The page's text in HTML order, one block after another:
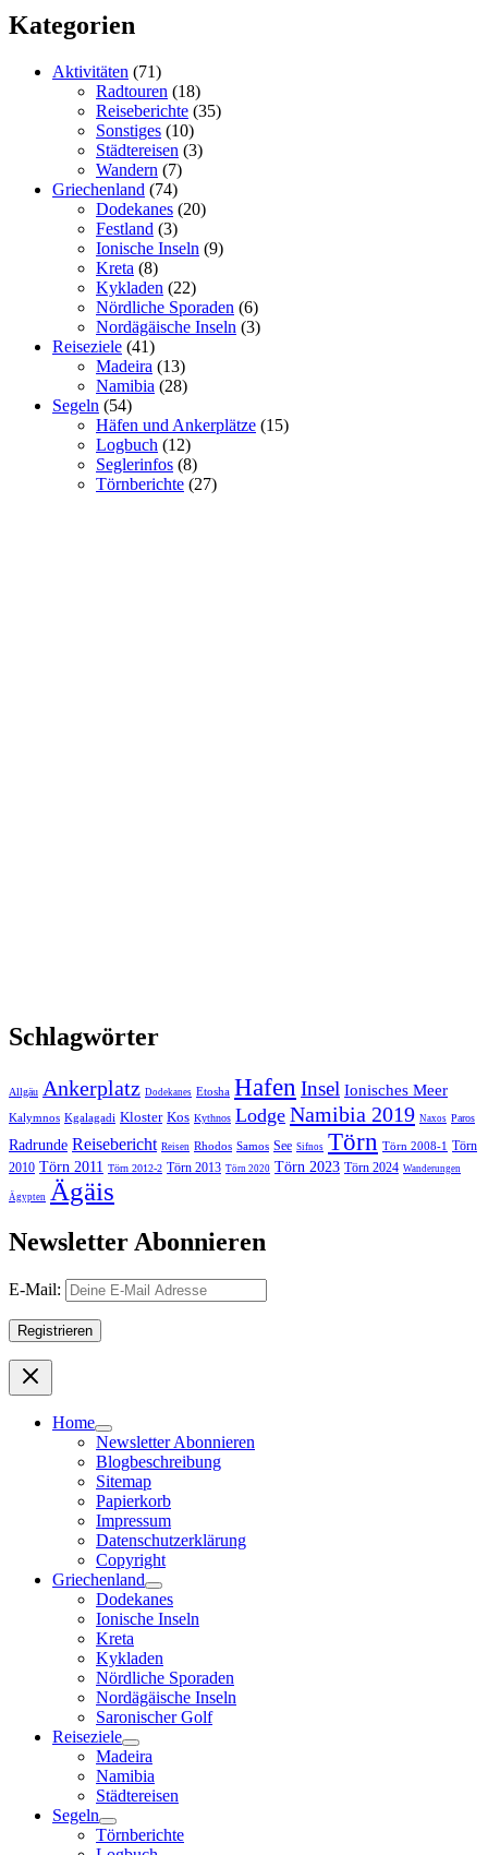
Kategorien
Aktivitäten (71)
Radtouren (18)
Reiseberichte (35)
Sonstiges (10)
Städtereisen (3)
Wandern (7)
Griechenland (74)
Dodekanes (20)
Festland (3)
Ionische Inseln (9)
Kreta (8)
Kykladen (22)
Nördliche Sporaden (6)
Nordägäische Inseln (3)
Reiseziele (41)
Madeira (13)
Namibia (28)
Segeln (54)
Häfen und Ankerplätze (15)
Logbuch (12)
Seglerinfos (8)
Törnberichte (27)
Schlagwörter
Allgäu Ankerplatz Dodekanes Etosha Hafen Insel Ionisches Meer
Kalymnos Kgalagadi Kloster Kos Kythnos Lodge Namibia 2019 Naxos Paros
Radrunde Reisebericht Reisen Rhodos Samos See Sifnos Törn Törn 2008-1 Törn
2010 Törn 2011 Törn 2012-2 Törn 2013 Törn 2020 Törn 2023 Törn 2024 Wanderungen
Ägypten Ägäis
Newsletter Abonnieren
E-Mail:
Home
Newsletter Abonnieren
Blogbeschreibung
Sitemap
Papierkorb
Impressum
Datenschutzerklärung
Copyright
Griechenland
Dodekanes
Ionische Inseln
Kreta
Kykladen
Nördliche Sporaden
Nordägäische Inseln
Saronischer Golf
Reiseziele
Madeira
Namibia
Städtereisen
Segeln
Törnberichte